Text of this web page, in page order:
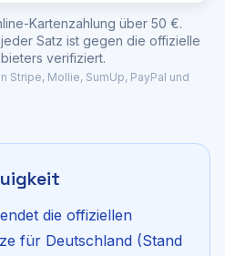
Kartenzahlung über 50 €.
Satz ist gegen die offizielle
verifiziert.
Mollie, SumUp, PayPal und
die offiziellen
für Deutschland (Stand